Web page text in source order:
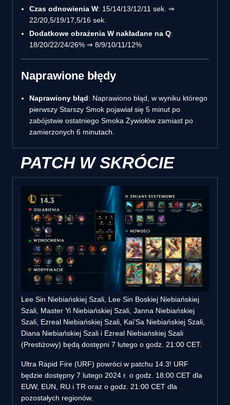
Czas odnowienia W: 15/14/13/12/11 sek. ⇒
22/20,5/19/17,5/16 sek.
Dodatkowe obrażenia W nakładane na Q:
18/20/22/24/26% ⇒ 8/9/10/11/12%
Naprawione błędy
Naprawiony błąd: Naprawiono błąd, w wyniku którego
pierwszy Starszy Smok pojawiał się 5 minut po
zabójstwie ostatniego Smoka Żywiołów zamiast po
zamierzonych 6 minutach.
PATCH W SKRÓCIE
Lee Sin Niebiańskiej Szali, Lee Sin Boskiej Niebiańskiej
Szali, Master Yi Niebiańskiej Szali, Janna Niebiańskiej
Szali, Ezreal Niebiańskiej Szali, Kai’Sa Niebiańskiej Szali,
Diana Niebiańskiej Szali i Ezreal Niebiańskiej Szali
(Prestiżowy) będą dostępni 7 lutego o godz. 21:00 CET.
Ultra Rapid Fire (URF) powróci w patchu 14.3! URF
będzie dostępny 7 lutego 2024 r. o godz. 18:00 CET dla
EUW, EUN, RU i TR oraz o godz. 21:00 CET dla
pozostałych regionów.